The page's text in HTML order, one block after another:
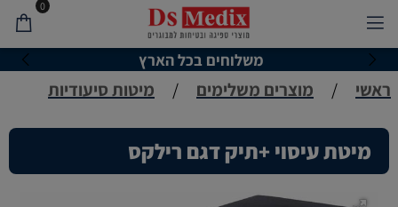
משלוחים בכל הארץ
0
ראשי / מוצרים משלימים / מיטות סיעודיות
מיטת עיסוי +תיק דגם רילקס